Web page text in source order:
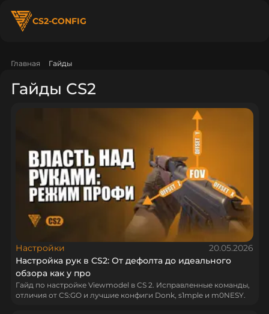
CS2-CONFIG
Главная Гайды
Гайды CS2
Настройки
20.05.2026
Настройка рук в CS2: От дефолта до идеального
обзора как у про
Гайд по настройке Viewmodel в CS 2. Исправленные команды,
отличия от CS:GO и лучшие конфиги Donk, s1mple и m0NESY.